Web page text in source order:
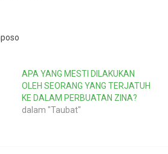
APA YANG MESTI DILAKUKAN
OLEH SEORANG YANG TERJATUH
KE DALAM PERBUATAN ZINA?
dalam "Taubat"